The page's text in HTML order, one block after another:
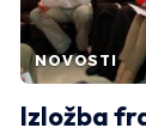
NOVOSTI
Izložba